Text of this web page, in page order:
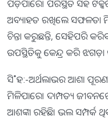
ପଡ଼ିପାରେ। ପରିସ୍ଥିତି ସହ
ଅବ୍ୟାହତ ରଖିଲେ ସଫଳତା
ଚିନ୍ତା କରୁଛନ୍ତି, ସେହିପରି
ଉପସ୍ଥିତିକୁ କେନ୍ଦ୍ର କରି ଝଗଡ଼ା
ସି˚ହ:-ଅର୍ଥଲାଭର ଆଶା
ମିଳିପାରେ। ଦାମ୍ପତ୍ୟ
ଆଶଙ୍କା ରହିଛି। ଭଲ ସମ୍ପର୍କ